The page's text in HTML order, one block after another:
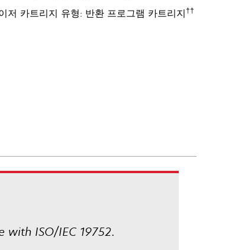
저 카트리지 유형: 반환 프로그램 카트리지††
ISO/IEC 19752.